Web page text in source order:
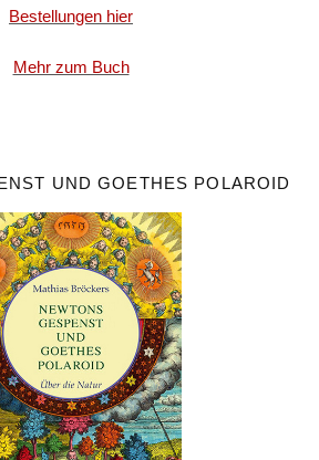
Bestellungen hier
Mehr zum Buch
UND GOETHES POLAROID